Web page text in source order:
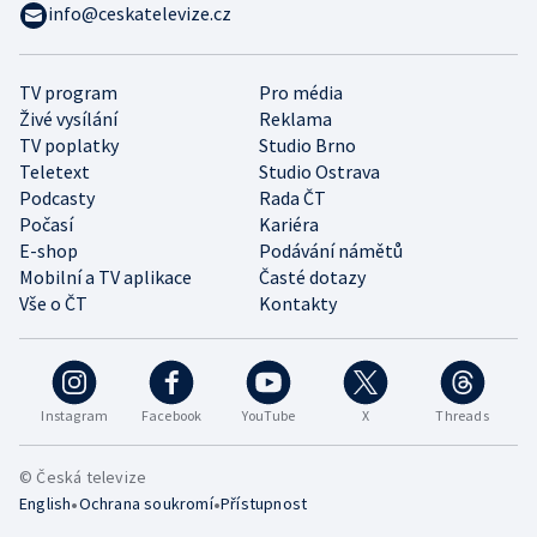
Instagram Facebook YouTube X Threads
TV program
Pro média
Živé vysílání
Reklama
TV poplatky
Studio Brno
Teletext
Studio Ostrava
Podcasty
Rada ČT
Počasí
Kariéra
E-shop
Podávání námětů
Mobilní a TV aplikace
Časté dotazy
Vše o ČT
Kontakty
info@ceskatelevize.cz
© Česká televize
English•Ochrana soukromí•Přístupnost